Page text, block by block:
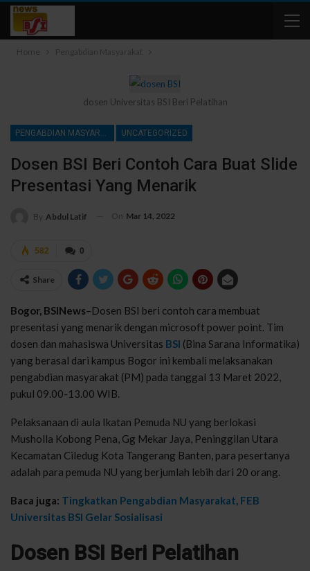
Home Pengabdian Masyarakat
dosen Universitas BSI Beri Pelatihan
UNCATEGORIZED
Dosen BSI Beri Contoh Cara Buat Slide
Presentasi Yang Menarik
By Abdul Latif On Mar 14, 2022
0
582
Share
Bogor, BSINews–Dosen BSI beri contoh cara membuat
presentasi yang menarik dengan microsoft power point. Tim
dosen dan mahasiswa Universitas BSI (Bina Sarana Informatika)
yang berasal dari kampus Bogor ini kembali melaksanakan
pengabdian masyarakat (PM) pada tanggal 13 Maret 2022,
pukul 09.00-13.00 WIB.
Pelaksanaan di aula Ikatan Pemuda NU yang berlokasi
Musholla Kobong Pena, Gg Mekar Jaya, Peninggilan Utara
Kecamatan Ciledug Kota Tangerang Banten, para pesertanya
adalah para pemuda NU yang berjumlah lebih dari 20 orang.
Baca juga: Tingkatkan Pengabdian Masyarakat, FEB
Universitas BSI Gelar Sosialisasi
Dosen BSI Beri Pelatihan